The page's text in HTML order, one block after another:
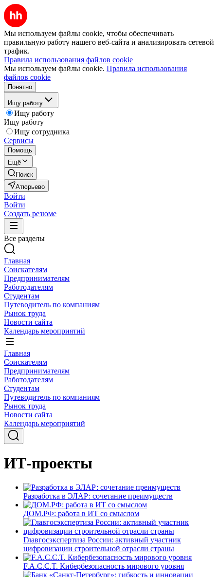
Мы используем файлы cookie, чтобы обеспечивать
правильную работу нашего веб-сайта и анализировать сетевой
трафик.
Правила использования файлов cookie
Мы используем файлы cookie. Правила использования
файлов cookie
Понятно
Ищу работу
Ищу работу
Ищу работу
Ищу сотрудника
Сервисы
Помощь
Ещё
Поиск
Атюрьево
Войти
Войти
Создать резюме
Все разделы
Главная
Соискателям
Предпринимателям
Работодателям
Студентам
Путеводитель по компаниям
Рынок труда
Новости сайта
Календарь мероприятий
Главная
Соискателям
Предпринимателям
Работодателям
Студентам
Путеводитель по компаниям
Рынок труда
Новости сайта
Календарь мероприятий
ИТ-проекты
Разработка в ЭЛАР: сочетание преимуществ
ДОМ.РФ: работа в ИТ со смыслом
Главгосэкспертиза России: активный участник
цифровизации строительной отрасли страны
F.A.C.C.T. Кибербезопасность мирового уровня